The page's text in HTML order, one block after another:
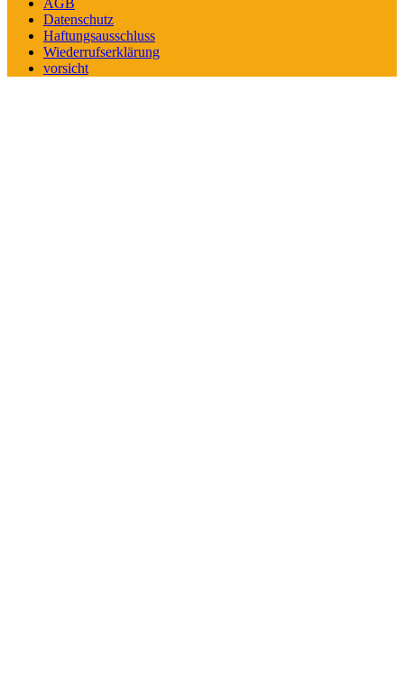
AGB
Datenschutz
Haftungsausschluss
Wiederrufserklärung
vorsicht